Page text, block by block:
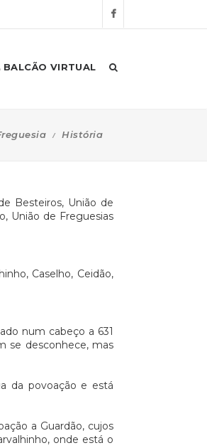
BALCÃO VIRTUAL
História
Besteiros, União de
União de Freguesias
Caselho, Ceidão,
num cabeço a 631
se desconhece, mas
da povoação e está
a Guardão, cujos
onde está o